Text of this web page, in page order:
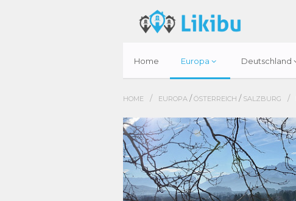
Home Europa Deutschland
HOME / EUROPA /ÖSTERREICH / SALZBURG /